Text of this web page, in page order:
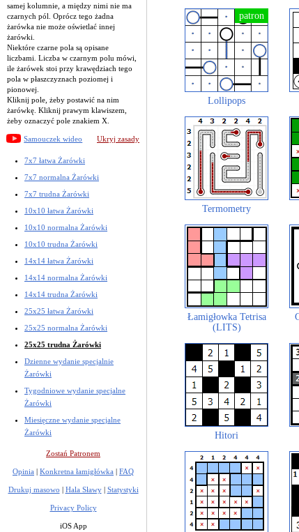
samej kolumnie, a między nimi nie ma
czarnych pól. Oprócz tego żadna
żarówka nie może oświetlać innej
żarówki.
Niektóre czarne pola są opisane
liczbami. Liczba w czarnym polu mówi,
ile żarówek stoi przy krawędziach tego
pola w płaszczyznach poziomej i
pionowej.
Kliknij pole, żeby postawić na nim
żarówkę. Kliknij prawym klawiszem,
żeby oznaczyć pole znakiem X.
Samouczek wideo Ukryj zasady
7x7 łatwa Żarówki
7x7 normalna Żarówki
7x7 trudna Żarówki
10x10 łatwa Żarówki
10x10 normalna Żarówki
10x10 trudna Żarówki
14x14 łatwa Żarówki
14x14 normalna Żarówki
14x14 trudna Żarówki
25x25 łatwa Żarówki
25x25 normalna Żarówki
25x25 trudna Żarówki
Dzienne wydanie specjalnie
Żarówki
Tygodniowe wydanie specjalne
Żarówki
Miesięczne wydanie specjalne
Żarówki
Zostań Patronem
Opinia | Konkretna łamigłówka | FAQ
Drukuj masowo | Hala Sławy| Statystyki
Privacy Policy
iOS App
Lollipops
Termometry
Łamigłowka Tetrisa
(LITS)
Hitori